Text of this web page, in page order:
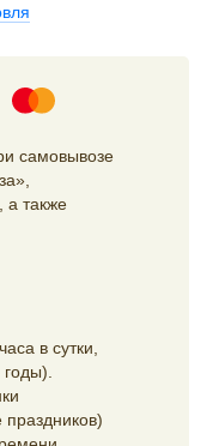
самовывозе
также
в сутки,
годы).